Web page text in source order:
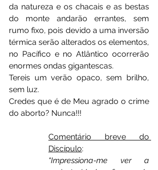
da natureza e os chacais e as bestas
do monte andarão errantes, sem
rumo fixo, pois devido a uma inversão
térmica serão alterados os elementos,
no Pacífico e no Atlântico ocorrerão
enormes ondas gigantescas.
Tereis um verão opaco, sem brilho,
sem luz.
Credes que é de Meu agrado o crime
do aborto? Nunca!!!
Comentário breve do
Discípulo:
“Impressiona-me ver a